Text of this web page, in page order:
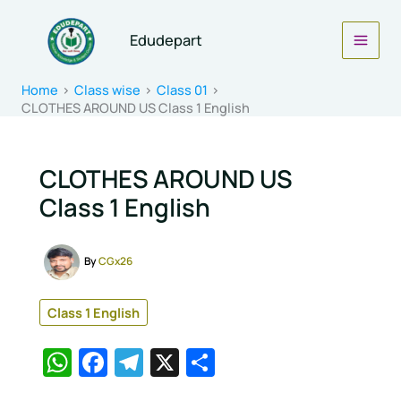
content
Edudepart
Home Class wise
Class 01
CLOTHES AROUND US Class 1 English
CLOTHES AROUND US
Class 1 English
ByCGx26
Class 1 English
W F T X